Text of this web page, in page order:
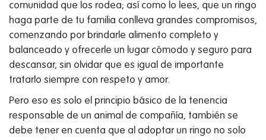
comunidad que los rodea; así como lo lees, que un ringo
haga parte de tu familia conlleva grandes compromisos,
comenzando por brindarle alimento completo y
balanceado y ofrecerle un lugar cómodo y seguro para
descansar, sin olvidar que es igual de importante
tratarlo siempre con respeto y amor.
Pero eso es solo el principio básico de la tenencia
responsable de un animal de compañía, también se
debe tener en cuenta que al adoptar un ringo no solo